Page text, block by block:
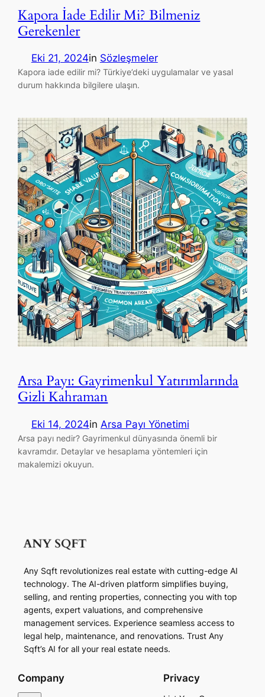
Kapora İade Edilir Mi? Bilmeniz
Gerekenler
Eki 21, 2024in Sözleşmeler
Kapora iade edilir mi? Türkiye’deki uygulamalar ve yasal
durum hakkında bilgilere ulaşın.
Arsa Payı: Gayrimenkul Yatırımlarında
Gizli Kahraman
Eki 14, 2024in Arsa Payı Yönetimi
Arsa payı nedir? Gayrimenkul dünyasında önemli bir
kavramdır. Detaylar ve hesaplama yöntemleri için
makalemizi okuyun.
Any Sqft revolutionizes real estate with cutting-edge AI
technology. The AI-driven platform simplifies buying,
selling, and renting properties, connecting you with top
agents, expert valuations, and comprehensive
management services. Experience seamless access to
legal help, maintenance, and renovations. Trust Any
Sqft’s AI for all your real estate needs.
Company Privacy